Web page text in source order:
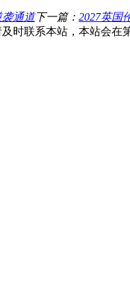
通道下一篇： 2027英国
时联系本站，本站会在